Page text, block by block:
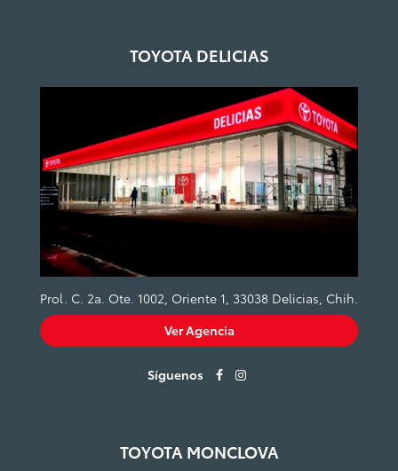
TOYOTA DELICIAS
Prol. C. 2a. Ote. 1002, Oriente 1, 33038 Delicias, Chih.
Ver Agencia
Síguenos
TOYOTA MONCLOVA